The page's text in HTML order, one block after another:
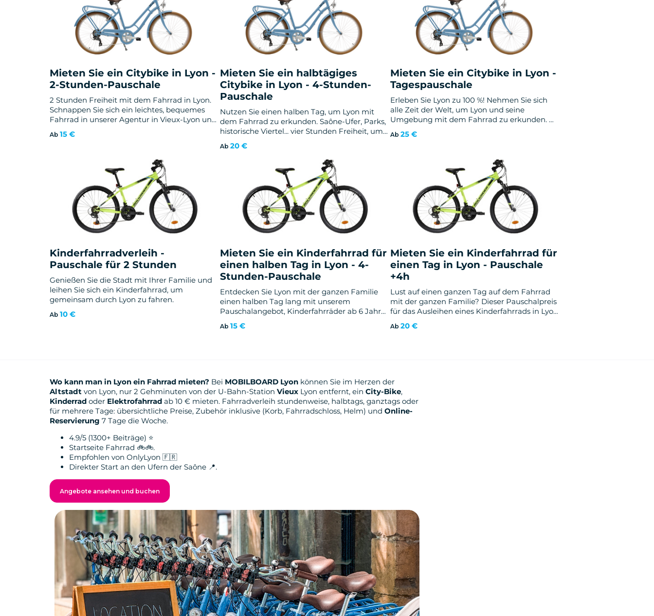
Reiseveranstalter &amp; DMC
Kreuzfahrtschiffe &amp; Busse
FAQ
Mieten Sie ein Citybike in Lyon -
2-Stunden-Pauschale
2 Stunden Freiheit mit dem Fahrrad in Lyon.
Schnappen Sie sich ein leichtes, bequemes
Fahrrad in unserer Agentur in Vieux-Lyon und
erkunden Sie die Ufer, Brücken und den Parc
de la Tête d'Or in Ihrem eigenen Tempo.
Helm und Schloss sind inbegriffen. Ab 15 € -
kostenlose Stornierung.
Ab 15 €
Mieten Sie ein halbtägiges
Citybike in Lyon - 4-Stunden-
Pauschale
Nutzen Sie einen halben Tag, um Lyon mit
dem Fahrrad zu erkunden. Saône-Ufer, Parks,
historische Viertel... vier Stunden Freiheit, um
die Landschaft, das Kulturerbe und viele
Überraschungen zu erleben!
Ab 20 €
Mieten Sie ein Citybike in Lyon -
Tagespauschale
Erleben Sie Lyon zu 100 %! Nehmen Sie sich
alle Zeit der Welt, um Lyon und seine
Umgebung mit dem Fahrrad zu erkunden. Mit
unserer Tagesformel öffnet sich Ihnen die
Stadt ohne Grenzen: Parks, Museen und
Ab 25 €
Kinderfahrradverleih -
Pauschale für 2 Stunden
Genießen Sie die Stadt mit Ihrer Familie und
leihen Sie sich ein Kinderfahrrad, um
gemeinsam durch Lyon zu fahren.
Ab 10 €
Mieten Sie ein Kinderfahrrad für
einen halben Tag in Lyon - 4-
Stunden-Pauschale
Entdecken Sie Lyon mit der ganzen Familie
einen halben Tag lang mit unserem
Pauschalangebot, Kinderfahrräder ab 6 Jahren
und 120 cm zu mieten.
Ab 15 €
Mieten Sie ein Kinderfahrrad für
einen Tag in Lyon - Pauschale
+4h
Lust auf einen ganzen Tag auf dem Fahrrad
mit der ganzen Familie? Dieser Pauschalpreis
für das Ausleihen eines Kinderfahrrads in Lyon
ist perfekt, um einen schönen Tag voller
Entdeckungen zu machen!
Ab 20 €
Wo kann man in Lyon ein Fahrrad mieten? Bei MOBILBOARD Lyon können Sie im Herzen der
Altstadt von Lyon, nur 2 Gehminuten von der U-Bahn-Station Vieux Lyon entfernt, ein City-Bike,
Kinderrad oder Elektrofahrrad ab 10 € mieten. Fahrradverleih stundenweise, halbtags, ganztags oder
für mehrere Tage: übersichtliche Preise, Zubehör inklusive (Korb, Fahrradschloss, Helm) und Online-
Reservierung 7 Tage die Woche.
4.9/5 (1300+ Beiträge) ⭐️
Startseite Fahrrad 🚲🚲.
Empfohlen von OnlyLyon 🇫🇷
Direkter Start an den Ufern der Saône 📍.
Angebote ansehen und buchen